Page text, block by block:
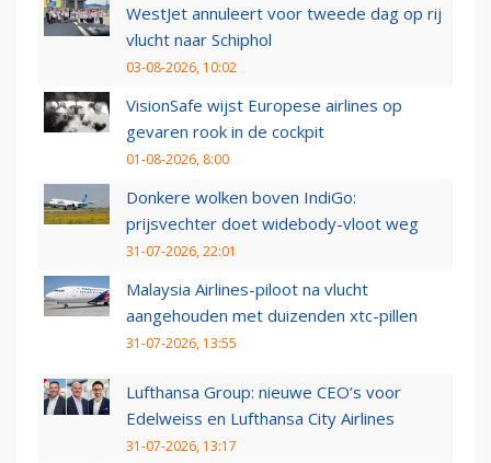
WestJet annuleert voor tweede dag op rij
vlucht naar Schiphol
03-08-2026, 10:02
VisionSafe wijst Europese airlines op
gevaren rook in de cockpit
01-08-2026, 8:00
Donkere wolken boven IndiGo:
prijsvechter doet widebody-vloot weg
31-07-2026, 22:01
Malaysia Airlines-piloot na vlucht
aangehouden met duizenden xtc-pillen
31-07-2026, 13:55
Lufthansa Group: nieuwe CEO’s voor
Edelweiss en Lufthansa City Airlines
31-07-2026, 13:17